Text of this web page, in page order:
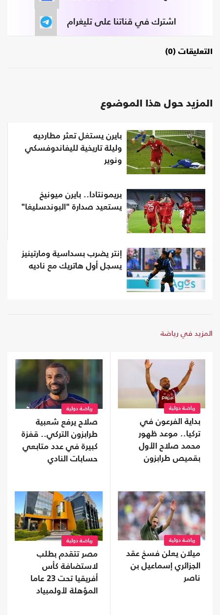
اشترك في قناتنا على تليغرام
التعليقات (0)
المزيد حول هذا الموضوع
بايرن يستغل تعثر مطارديه
وليلة تاريخية لليفاندوفسكي
ونوير
بريمونتادا.. بايرن ميونيخ
يستعيد صدارة "البوندسليغا"
إنتر يضرب بسداسية ومارتينيز
يسجل أول هاتريك مع ناديه
المزيد في رياضة
رياضة دولية
بداية الفرعون في
تركيا.. موعد ظهور
محمد صلاح الأول
بقميص طرابزون
رياضة دولية
صلاح يرفع شعبية
طرابزون التركي.. قفزة
كبيرة في عدد متابعي
حسابات النادي
رياضة دولية
ميلان يعلن فسخ عقد
الجزائري إسماعيل بن
ناصر
رياضة دولية
مصر تتقدم بطلب
لاستضافة كأس
أفريقيا تحت 23 عاما
المؤهلة لأولمبياد